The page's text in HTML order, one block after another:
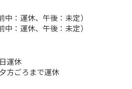
：運休、午後：未定）
：運休、午後：未定）
運休
方ごろまで運休